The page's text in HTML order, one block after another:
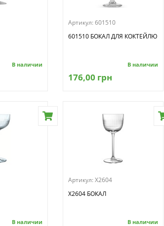
В наличии
Артикул: 601510
601510 БОКАЛ ДЛЯ КОКТЕЙЛЮ
В наличии
176,00 грн
В наличии
Артикул: X2604
X2604 БОКАЛ
В наличии